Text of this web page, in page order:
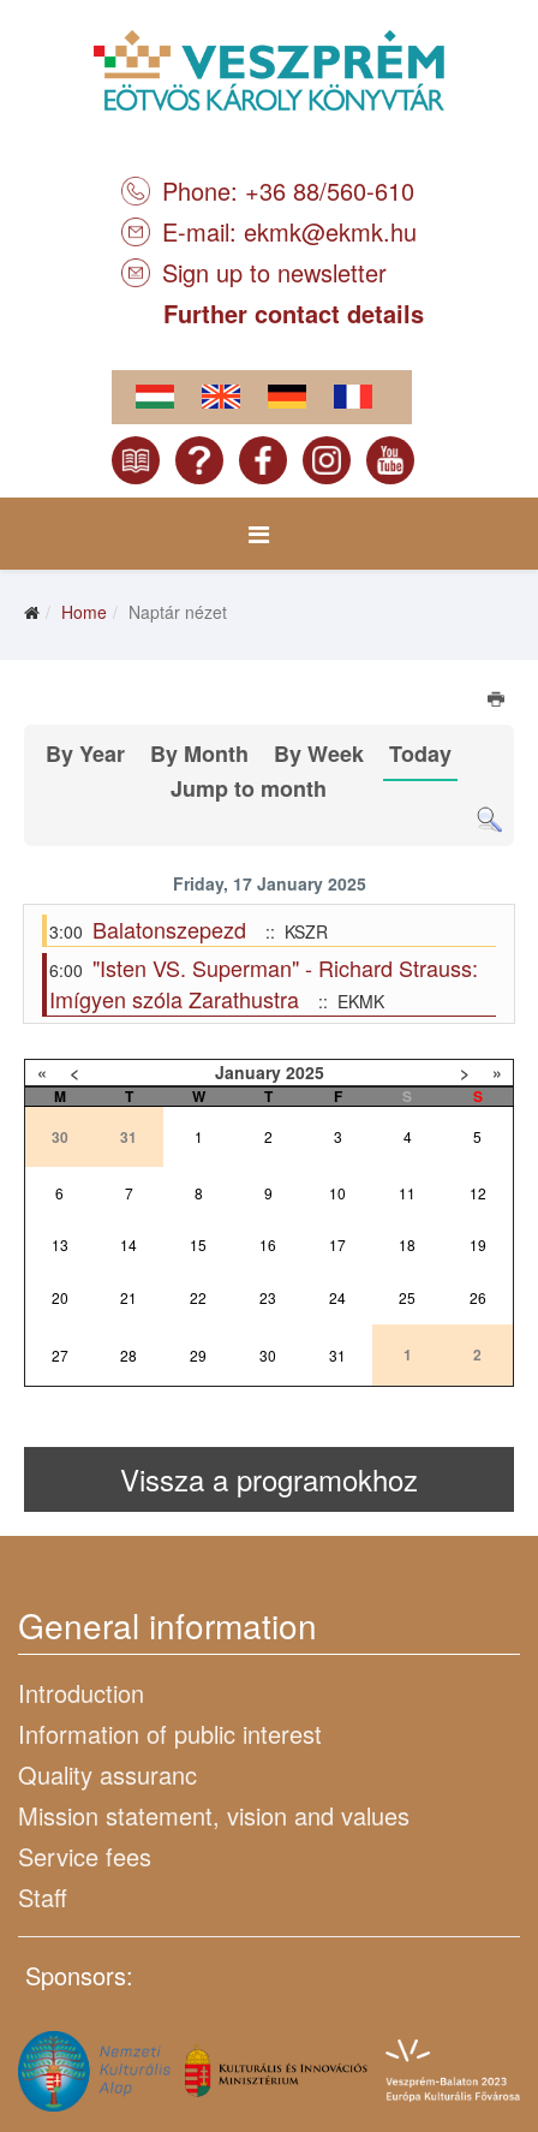
Phone: +36 88/560-610
E-mail: ekmk@ekmk.hu
Sign up to newsletter
Further contact details
Home Naptár nézet
By Year By Month By Week
Today
Jump to month
Friday, 17 January 2025
3:00 Balatonszepezd
:: KSZR
6:00 "Isten VS. Superman" - Richard Strauss:
Imígyen szóla Zarathustra
:: EKMK
« < January 2025 > »
M T W T F S
S
30
31 1 2 3 4 5
6 7 8 9 10 11 12
13 14 15 16 17 18 19
20 21 22 23 24 25 26
27 28 29 30 31 1 2
Vissza a programokhoz
General information
Introduction
Information of public interest
Quality assuranc
Mission statement, vision and values
Service fees
Staff
Sponsors: